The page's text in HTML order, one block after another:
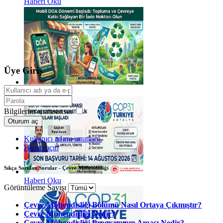
Haberi Oku
Haberi Oku
Üye Giriş
Bilgilerim anımsansın
Oturum aç
Kullanıcı adımı unuttum.
Hesap açın
Sıkça Sorulan Sorular - Çevre Mühendisliği
Görüntüleme Sayısı
Çevre Mühendisliği Bölümü Nasıl Ortaya Çıkmıştır?
Çevre Mühendisliği Nedir?